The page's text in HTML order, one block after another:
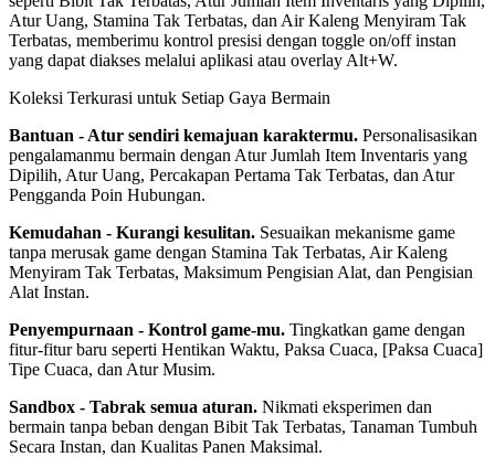
Atur Uang, Stamina Tak Terbatas, dan Air Kaleng Menyiram Tak
Terbatas, memberimu kontrol presisi dengan toggle on/off instan
yang dapat diakses melalui aplikasi atau overlay Alt+W.
Koleksi Terkurasi untuk Setiap Gaya Bermain
Bantuan - Atur sendiri kemajuan karaktermu. Personalisasikan
pengalamanmu bermain dengan Atur Jumlah Item Inventaris yang
Dipilih, Atur Uang, Percakapan Pertama Tak Terbatas, dan Atur
Pengganda Poin Hubungan.
Kemudahan - Kurangi kesulitan. Sesuaikan mekanisme game
tanpa merusak game dengan Stamina Tak Terbatas, Air Kaleng
Menyiram Tak Terbatas, Maksimum Pengisian Alat, dan Pengisian
Alat Instan.
Penyempurnaan - Kontrol game-mu. Tingkatkan game dengan
fitur-fitur baru seperti Hentikan Waktu, Paksa Cuaca, [Paksa Cuaca]
Tipe Cuaca, dan Atur Musim.
Sandbox - Tabrak semua aturan. Nikmati eksperimen dan
bermain tanpa beban dengan Bibit Tak Terbatas, Tanaman Tumbuh
Secara Instan, dan Kualitas Panen Maksimal.